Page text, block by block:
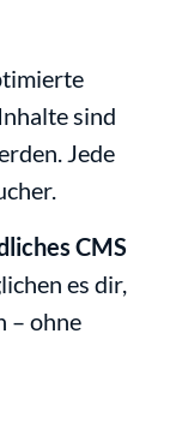
sind
Jede
CMS
es dir,
– ohne